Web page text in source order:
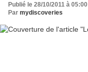
Publié le 28/10/2011 à 05:00
Par mydiscoveries